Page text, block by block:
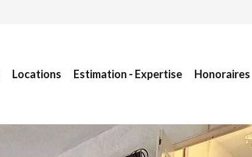
Locations Estimation - Expertise Honoraires